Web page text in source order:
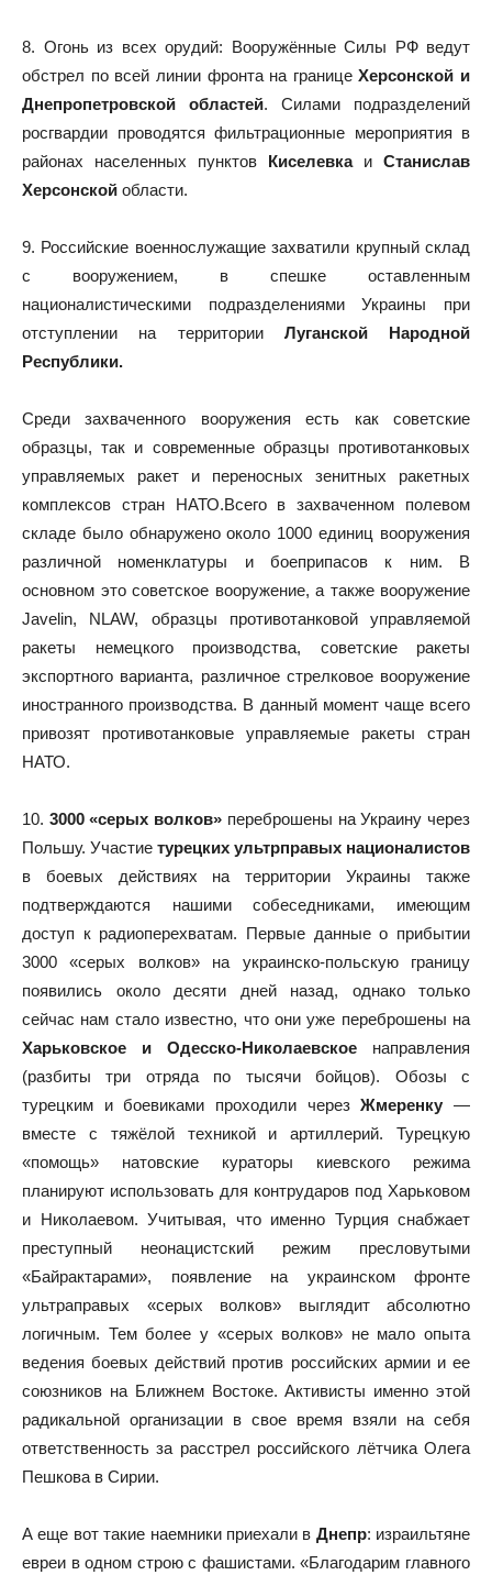
8. Огонь из всех орудий: Вооружённые Силы РФ ведут
обстрел по всей линии фронта на границеХерсонской и
Днепропетровской областей. Силами подразделений
росгвардии проводятся фильтрационные мероприятия в
районах населенных пунктов Киселевкаи Станислав
Херсонской области.
9. Российские военнослужащие захватили крупный склад
с вооружением, в спешке оставленным
националистическими подразделениями Украины при
отступлении на территории Луганской Народной
Республики.
Среди захваченного вооружения есть как советские
образцы, так и современные образцы противотанковых
управляемых ракет и переносных зенитных ракетных
комплексов стран НАТО.Всего в захваченном полевом
складе было обнаружено около 1000 единиц вооружения
различной номенклатуры и боеприпасов к ним. В
основном это советское вооружение, а также вооружение
Javelin, NLAW, образцы противотанковой управляемой
ракеты немецкого производства, советские ракеты
экспортного варианта, различное стрелковое вооружение
иностранного производства. В данный момент чаще всего
привозят противотанковые управляемые ракеты стран
НАТО.
10. 3000 «серых волков» переброшены на Украину через
Польшу. Участие турецких ультрправых националистов
в боевых действиях на территории Украины также
подтверждаются нашими собеседниками, имеющим
доступ к радиоперехватам. Первые данные о прибытии
3000 «серых волков» на украинско-польскую границу
появились около десяти дней назад, однако только
сейчас нам стало известно, что они уже переброшены на
Харьковское и Одесско-Николаевское направления
(разбиты три отряда по тысячи бойцов). Обозы с
турецким и боевиками проходили черезЖмеренку —
вместе с тяжёлой техникой и артиллерий. Турецкую
«помощь» натовские кураторы киевского режима
планируют использовать для контрударов под Харьковом
и Николаевом. Учитывая, что именно Турция снабжает
преступный неонацистский режим пресловутыми
«Байрактарами», появление на украинском фронте
ультраправых «серых волков» выглядит абсолютно
логичным. Тем более у «серых волков» не мало опыта
ведения боевых действий против российских армии и ее
союзников на Ближнем Востоке. Активисты именно этой
радикальной организации в свое время взяли на себя
ответственность за расстрел российского лётчика Олега
Пешкова в Сирии.
А еще вот такие наемники приехали в Днепр: израильтяне
евреи в одном строю с фашистами. «Благодарим главного